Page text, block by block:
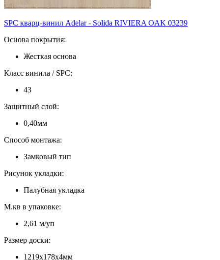
SPC кварц-винил Adelar - Solida RIVIERA OAK 03239
Основа покрытия:
Жесткая основа
Класс винила / SPC:
43
Защитный слой:
0,40мм
Способ монтажа:
Замковый тип
Рисунок укладки:
Палубная укладка
М.кв в упаковке:
2,61 м/уп
Размер доски:
1219x178x4мм